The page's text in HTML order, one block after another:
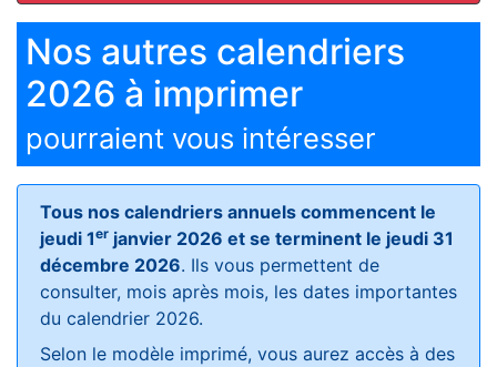
Nos autres calendriers
2026 à imprimer
pourraient vous intéresser
Tous nos calendriers annuels commencent le
jeudi 1er janvier 2026 et se terminent le jeudi 31
décembre 2026. Ils vous permettent de
consulter, mois après mois, les dates importantes
du calendrier 2026.
Selon le modèle imprimé, vous aurez accès à des